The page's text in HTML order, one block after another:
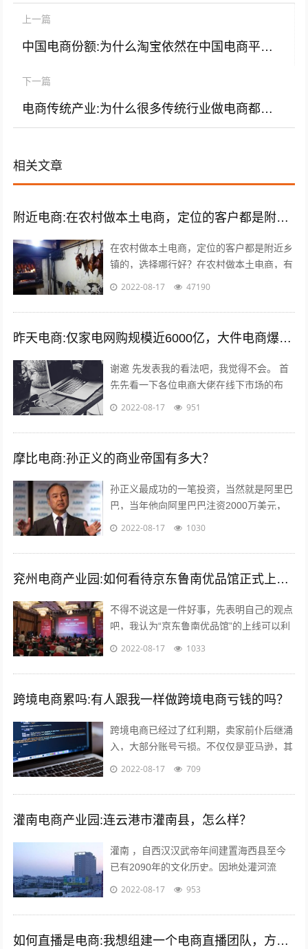
上一篇
中国电商份额:为什么淘宝依然在中国电商平台占有率上独占鳌头？
下一篇
电商传统产业:为什么很多传统行业做电商都失败了？
相关文章
附近电商:在农村做本土电商，定位的客户都是附近乡镇的，选择哪类商品好？
在农村做本土电商，定位的客户都是附近乡
镇的，选择哪行好？在农村做本土电商，有
一个莫大的好处，那就是诚信问题能够得到
2022-08-17 47190
昨天电商:仅家电网购规模近6000亿，大件电商爆发能催生出一批快运巨头吗？
谢邀 先发表我的看法吧，我觉得不会。 首
先先看一下各位电商大佬在线下市场的布
局，比如，淘宝进入农村市场覆盖3万个网
2022-08-17 951
摩比电商:孙正义的商业帝国有多大？
孙正义最成功的一笔投资，当然就是阿里巴
巴，当年他向阿里巴巴注资2000万美元，
最后换来了240亿美金的回报，成为一段佳
2022-08-17 1030
兖州电商产业园:如何看待京东鲁南优品馆正式上线这件事？
不得不说这是一件好事，先表明自己的观点
吧，我认为“京东鲁南优品馆”的上线可以利
用电商的优势与渠道帮助当地的一些特产品
2022-08-17 1033
跨境电商累吗:有人跟我一样做跨境电商亏钱的吗？
跨境电商已经过了红利期，卖家前仆后继涌
入，大部分账号亏损。不仅仅是亚马逊，其
他平台速卖通 ebay wish等也是如此。 前几
2022-08-17 709
灌南电商产业园:连云港市灌南县，怎么样？
灌南 ，自西汉汉武帝年间建置海西县至今
已有2090年的文化历史。因地处灌河流
域，又因位于灌河之南而得名灌南 ,下辖11
2022-08-17 953
如何直播是电商:我想组建一个电商直播团队，方向是卖女装，请问需要怎么组建？